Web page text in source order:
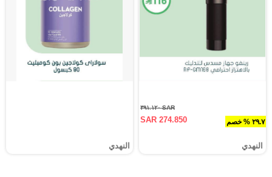
٢٩.٧ % خصم
SAR ٣٩١.١٢٠
SAR 274.850
النهدي النهدي